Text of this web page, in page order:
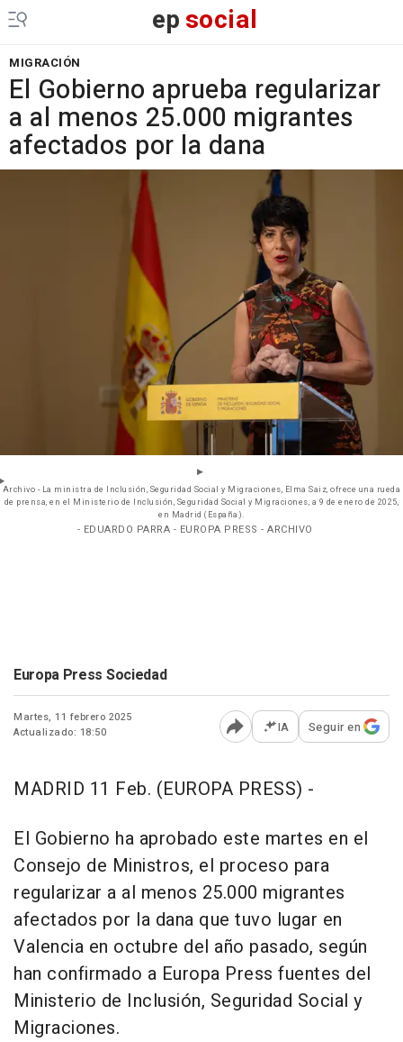
epsocial
MIGRACIÓN
El Gobierno aprueba regularizar
a al menos 25.000 migrantes
afectados por la dana
Archivo - La ministra de Inclusión, Seguridad Social y Migraciones, Elma Saiz, ofrece una rueda
de prensa, en el Ministerio de Inclusión, Seguridad Social y Migraciones, a 9 de enero de 2025,
en Madrid (España).
- EDUARDO PARRA - EUROPA PRESS - ARCHIVO
Europa Press Sociedad
Martes, 11 febrero 2025
Actualizado: 18:50
Abrir opciones para
IA Seguir en
MADRID 11 Feb. (EUROPA PRESS) -
El Gobierno ha aprobado este martes en el
Consejo de Ministros, el proceso para
regularizar a al menos 25.000 migrantes
afectados por la dana que tuvo lugar en
Valencia en octubre del año pasado, según
han confirmado a Europa Press fuentes del
Ministerio de Inclusión, Seguridad Social y
Migraciones.